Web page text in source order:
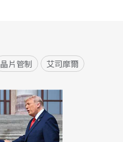
晶片管制 艾司摩爾